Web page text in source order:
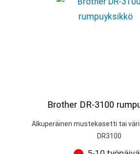
Brother DR-3100
Alkuperäinen mustekasetti tai
DR3100